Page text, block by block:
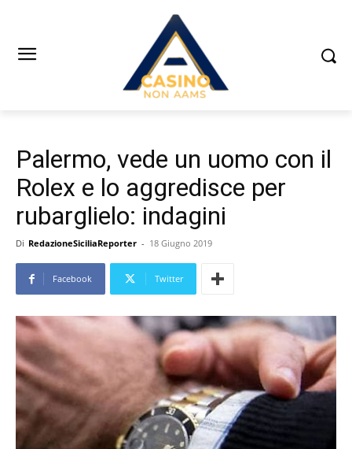
Palermo, vede un uomo con il
Rolex e lo aggredisce per
rubarglielo: indagini
Di RedazioneSiciliaReporter - 18 Giugno 2019
Facebook Twitter